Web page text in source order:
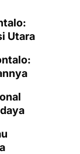
Utara